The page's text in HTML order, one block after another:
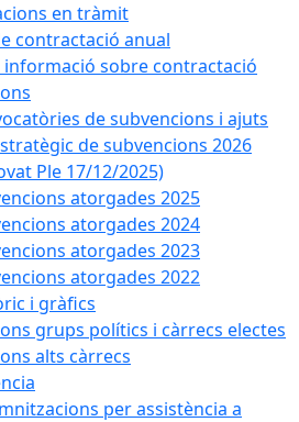
en tràmit
contractació anual
informació sobre contractació
de subvencions i ajuts
de subvencions 2026
Ple 17/12/2025)
atorgades 2025
atorgades 2024
atorgades 2023
atorgades 2022
i gràfics
grups polítics i càrrecs electes
alts càrrecs
per assistència a